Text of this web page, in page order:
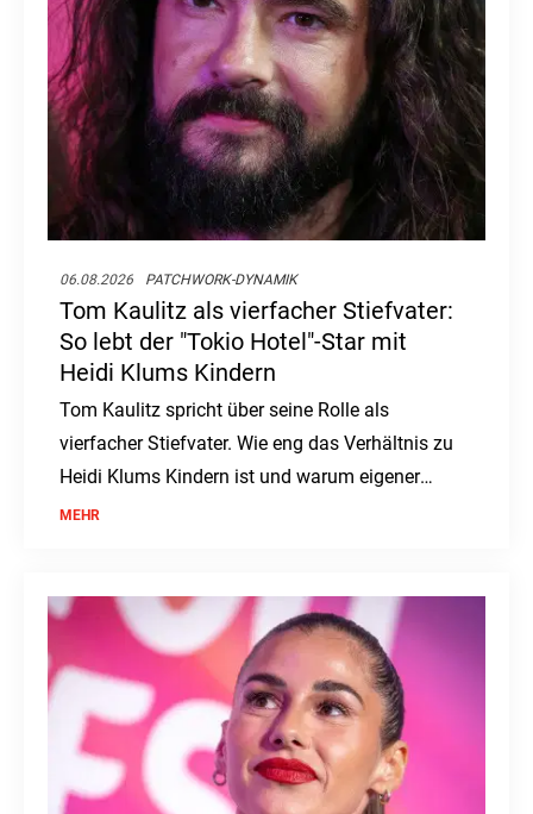
06.08.2026 PATCHWORK-DYNAMIK
Tom Kaulitz als vierfacher Stiefvater:
So lebt der "Tokio Hotel"-Star mit
Heidi Klums Kindern
Tom Kaulitz spricht über seine Rolle als
vierfacher Stiefvater. Wie eng das Verhältnis zu
Heidi Klums Kindern ist und warum eigener
Nachwuchs kein Thema ist.
MEHR